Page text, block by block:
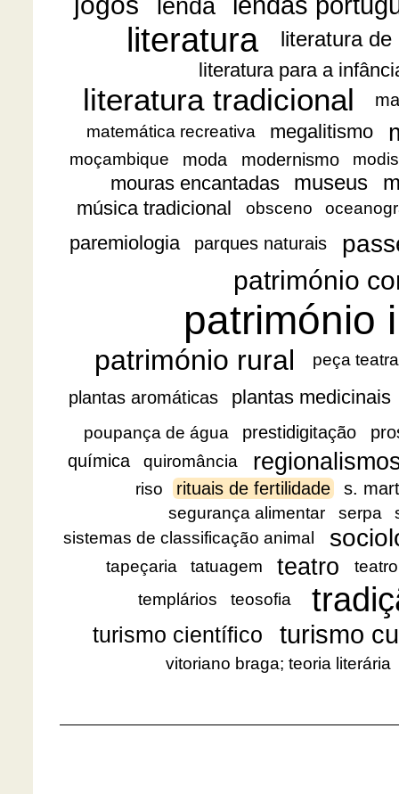
literatura literatura
literatura para a
literatura tradicional
matemática recreativa megalitismo
moçambique moda modernismo
mouras encantadas museus
música tradicional obsceno
paremiologia parques naturais
património
património
património rural peça
plantas aromáticas plantas medicinais
poupança de água prestidigitação
química
quiromância
riso rituais de fertilidade s.
segurança alimentar serpa
sistemas de classificação animal
tapeçaria tatuagem teatro
templários
teosofia
turismo científico turismo
vitoriano braga; teoria literária